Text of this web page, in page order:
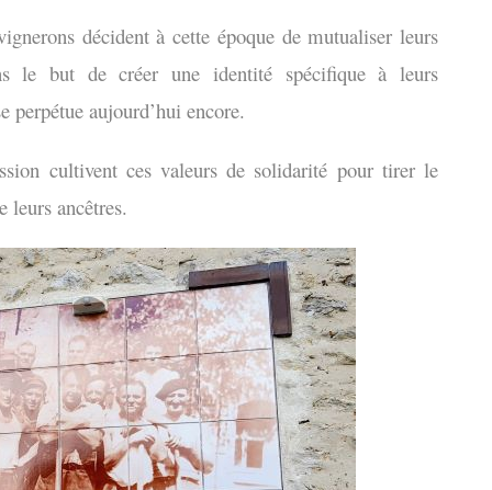
décident à cette époque de mutualiser leurs
le but de créer une identité spécifique à leurs
perpétue aujourd’hui encore.
cultivent ces valeurs de solidarité pour tirer le
leurs ancêtres.